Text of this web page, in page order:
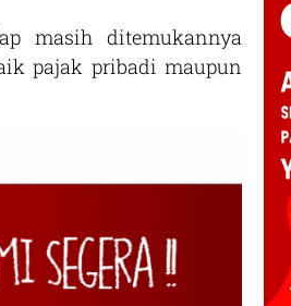
masih ditemukannya
pajak pribadi maupun